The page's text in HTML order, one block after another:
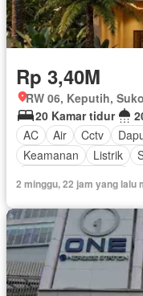
Rp 3,40M
RW 06, Keputih,
20 Kamar tidur
AC
Air Cctv
Keamanan
Listrik
2 minggu, 22 jam yang lalu